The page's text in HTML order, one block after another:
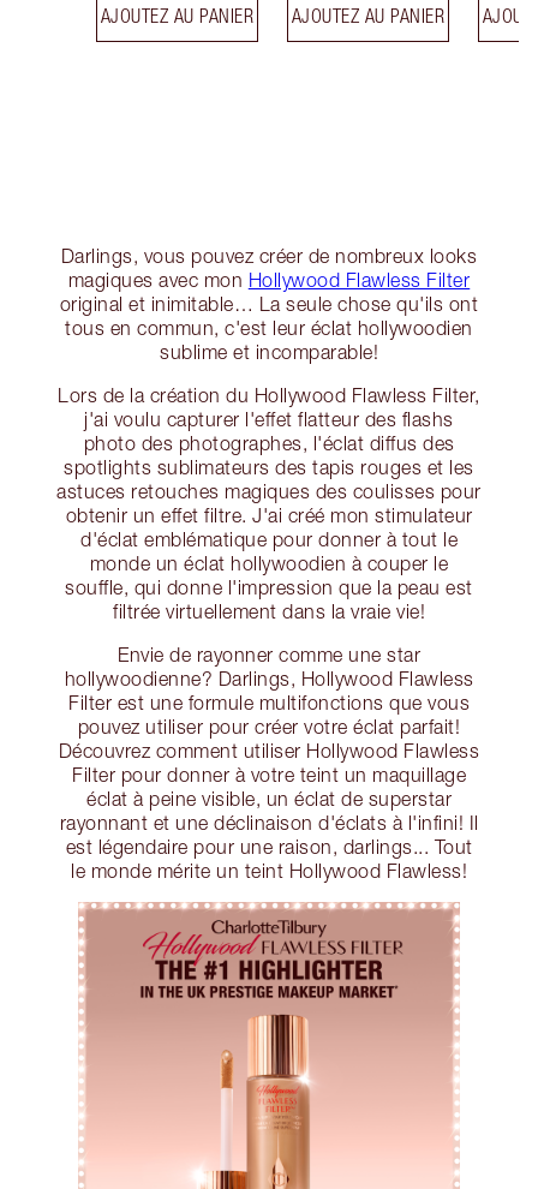
AJOUTEZ AU PANIER AJOUTEZ AU PANIER
Darlings, vous pouvez créer de nombreux looks
magiques avec mon Hollywood Flawless Filter
original et inimitable… La seule chose qu'ils ont
tous en commun, c'est leur éclat hollywoodien
sublime et incomparable!
Lors de la création du Hollywood Flawless Filter,
j'ai voulu capturer l'effet flatteur des flashs
photo des photographes, l'éclat diffus des
spotlights sublimateurs des tapis rouges et les
astuces retouches magiques des coulisses pour
obtenir un effet filtre. J'ai créé mon stimulateur
d'éclat emblématique pour donner à tout le
monde un éclat hollywoodien à couper le
souffle, qui donne l'impression que la peau est
filtrée virtuellement dans la vraie vie!
Envie de rayonner comme une star
hollywoodienne? Darlings, Hollywood Flawless
Filter est une formule multifonctions que vous
pouvez utiliser pour créer votre éclat parfait!
Découvrez comment utiliser Hollywood Flawless
Filter pour donner à votre teint un maquillage
éclat à peine visible, un éclat de superstar
rayonnant et une déclinaison d'éclats à l'infini! Il
est légendaire pour une raison, darlings... Tout
le monde mérite un teint Hollywood Flawless!